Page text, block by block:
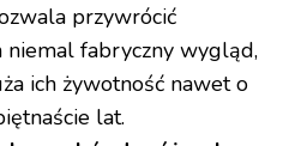
przywrócić
niemal fabryczny wygląd,
ich żywotność nawet o
lat.